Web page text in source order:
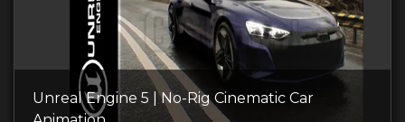
Unreal Engine 5 | No-Rig Cinematic Car